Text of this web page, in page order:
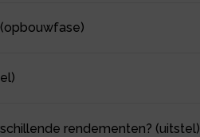
rendementen? (uitstel)